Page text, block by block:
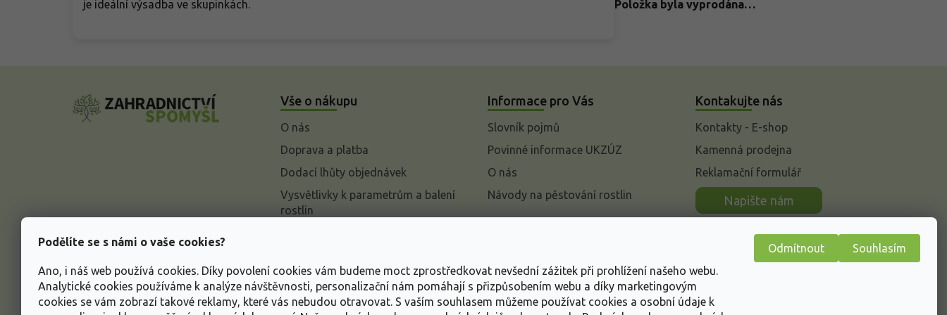
Podělíte se s námi o vaše cookies?
Ano, i náš web používá cookies. Díky povolení cookies vám budeme moct zprostředkovat nevšední zážitek při prohlížení našeho webu.
Analytické cookies používáme k analýze návštěvnosti, personalizační nám pomáhají s přizpůsobením webu a díky marketingovým
cookies se vám zobrazí takové reklamy, které vás nebudou otravovat. S vaším souhlasem můžeme používat cookies a osobní údaje k
Odmítnout Souhlasím
je ideální výsadba ve skupinkách.
Položka byla vyprodána…
Vše o nákupu
O nás
Doprava a platba
Dodací lhůty objednávek
Vysvětlivky k parametrům a balení
rostlin
Informace o ochraně osobních
údajů
Informace pro Vás
Slovník pojmů
Povinné informace UKZÚZ
O nás
Návody na pěstování rostlin
Kontakujte nás
Kontakty - E-shop
Kamenná prodejna
Reklamační formulář
Napište nám